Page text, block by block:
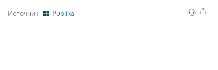
Источник Publika